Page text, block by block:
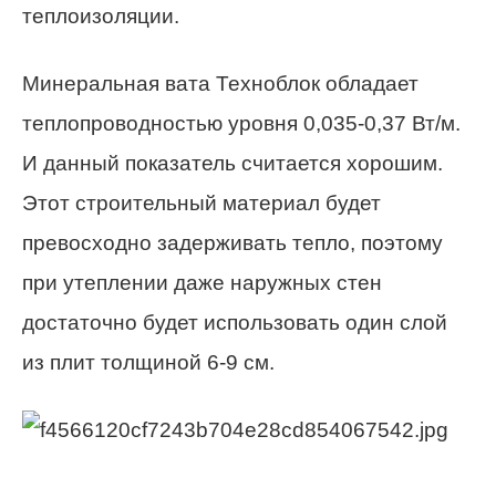
теплоизоляции.
Минеральная вата Техноблок обладает
теплопроводностью уровня 0,035-0,37 Вт/м.
И данный показатель считается хорошим.
Этот строительный материал будет
превосходно задерживать тепло, поэтому
при утеплении даже наружных стен
достаточно будет использовать один слой
из плит толщиной 6-9 см.